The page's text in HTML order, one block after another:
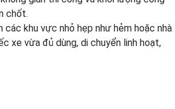
chốt.
khu vực nhỏ hẹp như hẻm hoặc nhà
xe vừa đủ dùng, di chuyển linh hoạt,